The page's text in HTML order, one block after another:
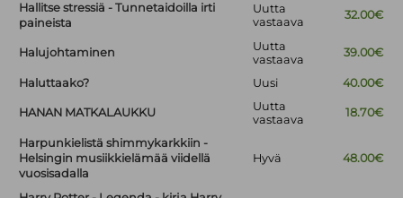
Hallitse stressiä - Tunnetaidoilla irti
paineista
Uutta
vastaava
32.00€
Halujohtaminen
Uutta
vastaava
39.00€
Haluttaako? Uusi 40.00€
HANAN MATKALAUKKU
Uutta
vastaava
18.70€
Harpunkielistä shimmykarkkiin -
Helsingin musiikkielämää viidellä
vuosisadalla
Hyvä 48.00€